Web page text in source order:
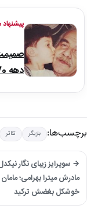
دهه 70
برچسب‌ها: بازیگر تئاتر
→ سوپرایز زیبای نگار
مادرش میترا بهرامی؛
خوشکل بغضش ترکید